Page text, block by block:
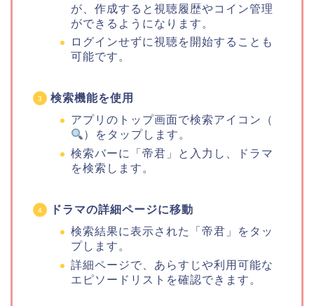
が、作成すると視聴履歴やコイン管理
ができるようになります。
ログインせずに視聴を開始することも
可能です。
検索機能を使用
アプリのトップ画面で検索アイコン（
）をタップします。
検索バーに「帝君」と入力し、ドラマ
を検索します。
ドラマの詳細ページに移動
検索結果に表示された「帝君」をタッ
プします。
詳細ページで、あらすじや利用可能な
エピソードリストを確認できます。